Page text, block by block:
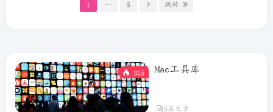
1 … 5 跳转
385 Mac工具库
5篇文章